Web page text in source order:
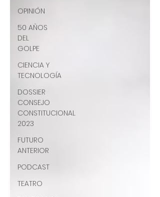
OPINIÓN
50 AÑOS
DEL
GOLPE
CIENCIA Y
TECNOLOGÍA
DOSSIER
CONSEJO
CONSTITUCIONAL
2023
FUTURO
ANTERIOR
PODCAST
TEATRO